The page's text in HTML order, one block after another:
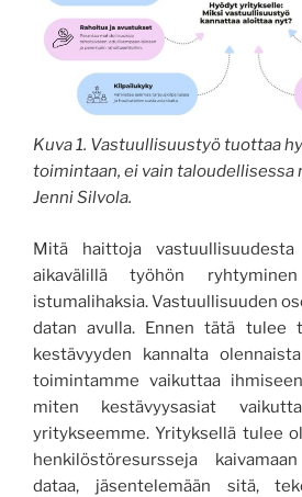
Kuva 1. Vastuullisuustyö tuottaa
toimintaan, ei vain taloudellisessa
Jenni Silvola.
Mitä haittoja
aikavälillä työhön
istumalihaksia. Vastuullisuuden
datan avulla. Ennen tätä tulee
kestävyyden kannalta
toimintamme vaikuttaa
miten kestävyysasiat
yritykseemme. Yrityksellä tulee
henkilöstöresursseja
dataa, jäsentelemään sitä,